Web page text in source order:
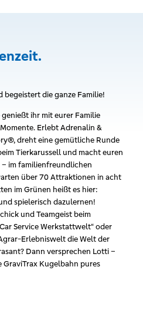
begeistert die ganze Familie!
ihr mit eurer Familie
Erlebt Adrenalin &
dreht eine gemütliche Runde
Tierkarussell und macht euren
im familienfreundlichen
über 70 Attraktionen in acht
im Grünen heißt es hier:
spielerisch dazulernen!
und Teamgeist beim
Service Werkstattwelt“ oder
Erlebniswelt die Welt der
Dann versprechen Lotti –
Kugelbahn pures